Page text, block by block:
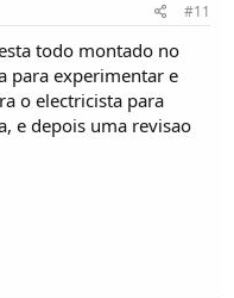
#11
todo montado no
para experimentar e
o electricista para
e depois uma revisao